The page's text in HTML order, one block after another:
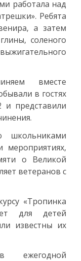
работала над
Ребята
а затем
соленого
вместе
в гостях
представили
школьниками
мероприятиях,
о Великой
ветеранов с
«Тропинка
для детей
известны их
ежегодной